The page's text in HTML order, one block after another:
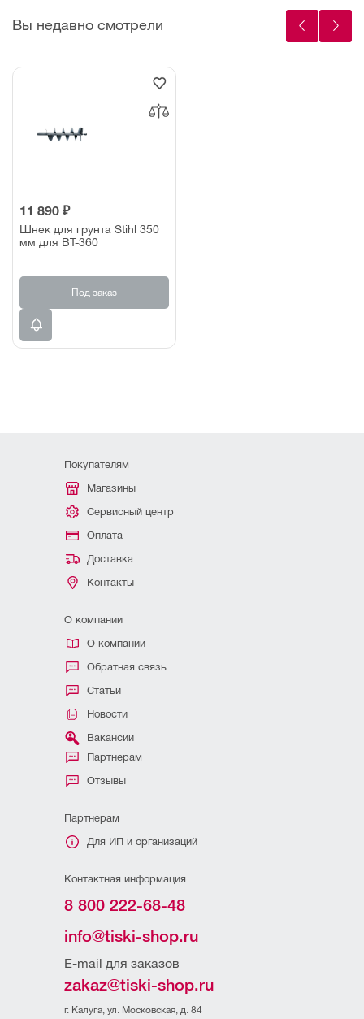
Вы недавно смотрели
11 890 ₽
Шнек для грунта Stihl 350
мм для ВТ-360
Под заказ
Покупателям
Магазины
Сервисный центр
Оплата
Доставка
Контакты
О компании
О компании
Обратная связь
Статьи
Новости
Вакансии
Партнерам
Отзывы
Партнерам
Для ИП и организаций
Контактная информация
8 800 222-68-48
info@tiski-shop.ru
E-mail для заказов
zakaz@tiski-shop.ru
г. Калуга, ул. Московская, д. 84